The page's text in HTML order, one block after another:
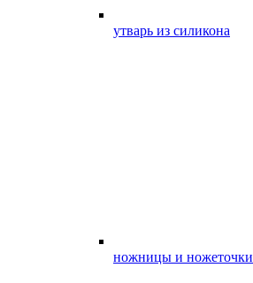
утварь из силикона
ножницы и ножеточки